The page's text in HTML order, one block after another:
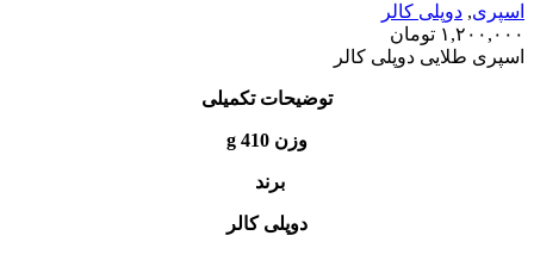
اسپری, دوپلی کالر
۱,۲۰۰,۰۰۰ تومان
اسپری طلایی دوپلی کالر
توضیحات تکمیلی
وزن 410 g
برند
دوپلی کالر